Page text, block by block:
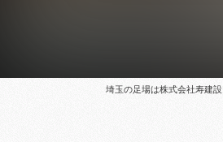
埼玉の足場は株式会社寿建設